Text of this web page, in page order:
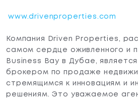
www.drivenproperties.com
Компания Driven Properties,
самом сердце оживленного и
Business Bay в Дубае,
брокером по продаже
стремящимся к инновациям и
решениям. Это уважаемое